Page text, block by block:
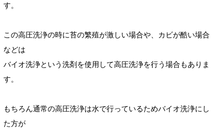
す。
この高圧洗浄の時に苔の繁殖が激しい場合や、カビが酷い場合
などは
バイオ洗浄という洗剤を使用して高圧洗浄を行う場合もありま
す。
もちろん通常の高圧洗浄は水で行っているためバイオ洗浄にし
た方が